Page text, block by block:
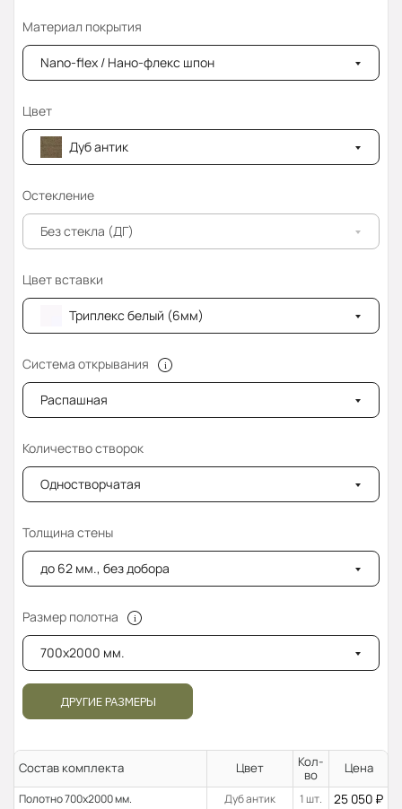
Материал покрытия
Nano-flex / Нано-флекс шпон
Цвет
Дуб антик
Остекление
Без стекла (ДГ)
Цвет вставки
Триплекс белый (6мм)
Система открывания
Распашная
Количество створок
Одностворчатая
Толщина стены
до 62 мм., без добора
Размер полотна
700x2000 мм.
ДРУГИЕ РАЗМЕРЫ
Состав комплекта Цвет
Кол-
во
Цена
Полотно 700x2000 мм. Дуб антик 1 шт. 25 050 ₽